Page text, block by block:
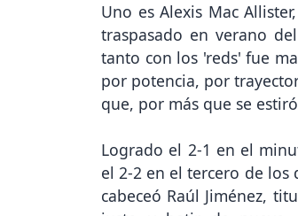
Uno es Alexis Mac
traspasado en verano
tanto con los 'reds' fue
por potencia, por
que, por más que se
Logrado el 2-1 en el
el 2-2 en el tercero de
cabeceó Raúl Jiménez,